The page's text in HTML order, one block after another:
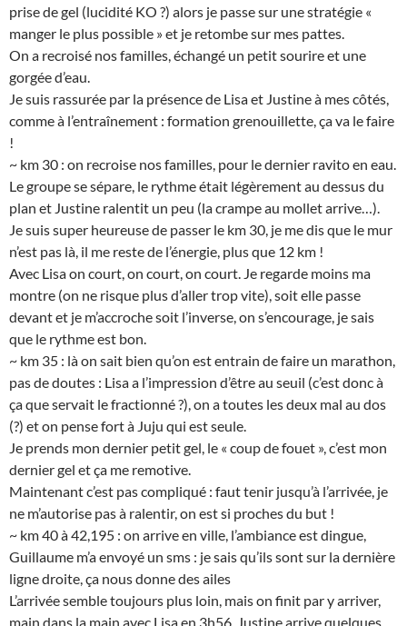
prise de gel (lucidité KO ?) alors je passe sur une stratégie «
manger le plus possible » et je retombe sur mes pattes.
On a recroisé nos familles, échangé un petit sourire et une
gorgée d’eau.
Je suis rassurée par la présence de Lisa et Justine à mes côtés,
comme à l’entraînement : formation grenouillette, ça va le faire
!
~ km 30 : on recroise nos familles, pour le dernier ravito en eau.
Le groupe se sépare, le rythme était légèrement au dessus du
plan et Justine ralentit un peu (la crampe au mollet arrive…).
Je suis super heureuse de passer le km 30, je me dis que le mur
n’est pas là, il me reste de l’énergie, plus que 12 km !
Avec Lisa on court, on court, on court. Je regarde moins ma
montre (on ne risque plus d’aller trop vite), soit elle passe
devant et je m’accroche soit l’inverse, on s’encourage, je sais
que le rythme est bon.
~ km 35 : là on sait bien qu’on est entrain de faire un marathon,
pas de doutes : Lisa a l’impression d’être au seuil (c’est donc à
ça que servait le fractionné ?), on a toutes les deux mal au dos
(?) et on pense fort à Juju qui est seule.
Je prends mon dernier petit gel, le « coup de fouet », c’est mon
dernier gel et ça me remotive.
Maintenant c’est pas compliqué : faut tenir jusqu’à l’arrivée, je
ne m’autorise pas à ralentir, on est si proches du but !
~ km 40 à 42,195 : on arrive en ville, l’ambiance est dingue,
Guillaume m’a envoyé un sms : je sais qu’ils sont sur la dernière
ligne droite, ça nous donne des ailes
L’arrivée semble toujours plus loin, mais on finit par y arriver,
main dans la main avec Lisa en 3h56, Justine arrive quelques